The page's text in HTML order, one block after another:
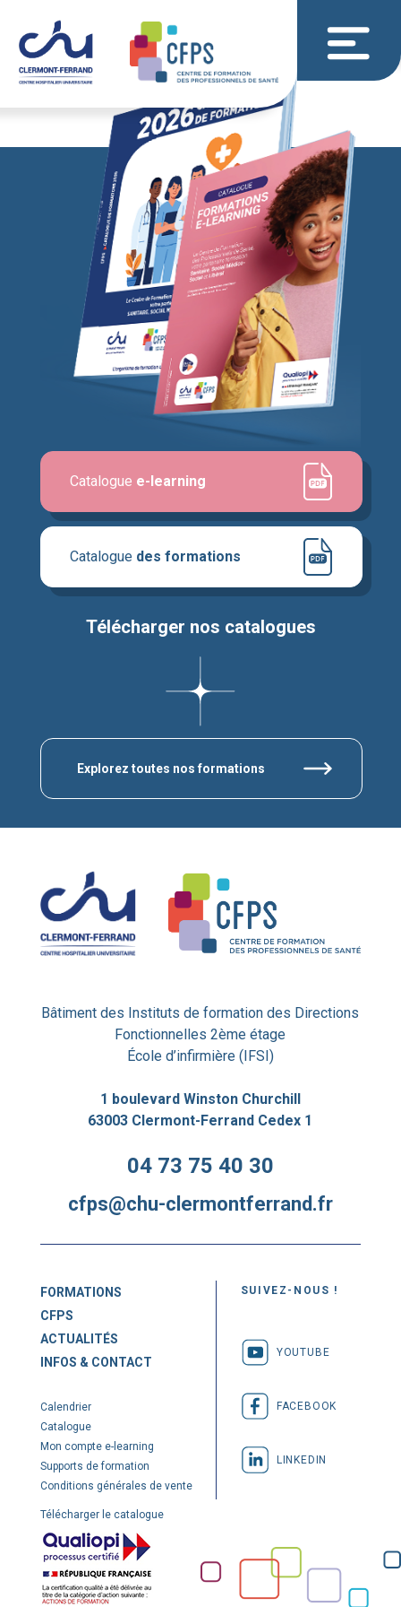
Explorez toutes nos formations
Télécharger nos catalogues
Catalogue des formations
Catalogue e-learning
Bâtiment des Instituts de formation des Directions
Fonctionnelles 2ème étage
École d’infirmière (IFSI)
1 boulevard Winston Churchill
63003 Clermont-Ferrand Cedex 1
04 73 75 40 30
cfps@chu-clermontferrand.fr
FORMATIONS
CFPS
ACTUALITÉS
INFOS & CONTACT
Calendrier
Catalogue
Mon compte e-learning
Supports de formation
Conditions générales de vente
Télécharger le catalogue
SUIVEZ-NOUS !
YOUTUBE
FACEBOOK
LINKEDIN